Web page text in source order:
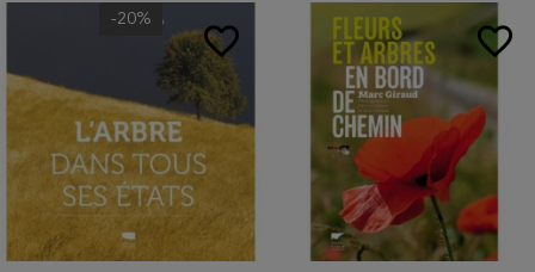
favorite_border
-20%
favorite_border